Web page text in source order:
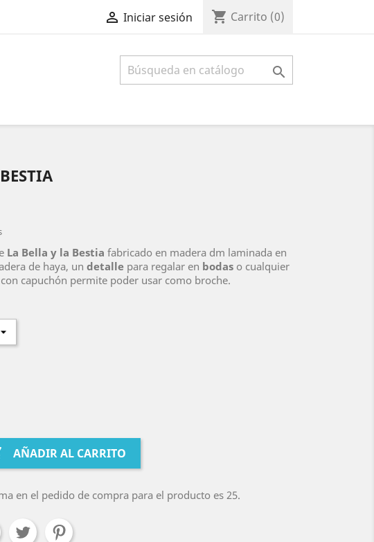
 Iniciar sesión shopping_cart Carrito (0)

La Bella y la Bestia fabricado en madera dm laminada en
de haya, un detalle para regalar en bodas o cualquier
capuchón permite poder usar como broche.
AÑADIR AL CARRITO
en el pedido de compra para el producto es 25.